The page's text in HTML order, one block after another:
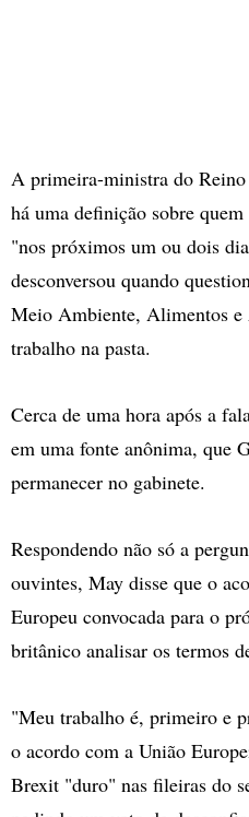
A primeira-ministra do Reino
há uma definição sobre
"nos próximos um ou dois
desconversou quando
Meio Ambiente, Alimentos e
trabalho na pasta.
Cerca de uma hora após a
em uma fonte anônima, que
permanecer no gabinete.
Respondendo não só a
ouvintes, May disse que o
Europeu convocada para o
britânico analisar os termos
"Meu trabalho é, primeiro e
o acordo com a União
Brexit "duro" nas fileiras do